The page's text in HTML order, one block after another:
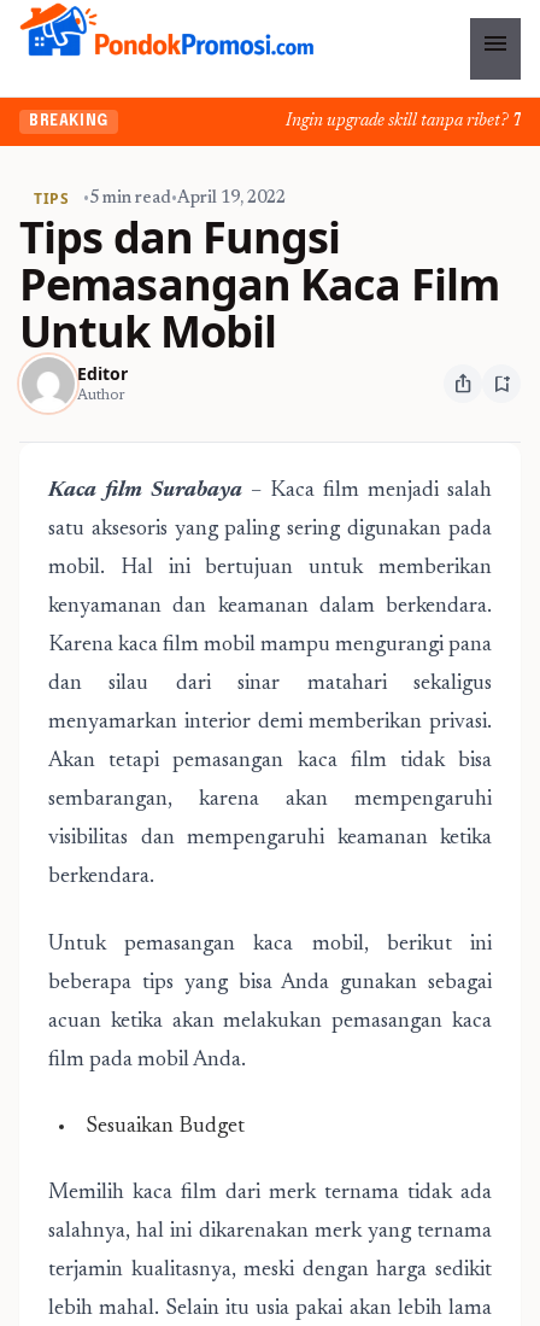
menu
BREAKING Ingin upgrade skill tanpa ribet?
TIPS •5 min read•April 19, 2022
Tips dan Fungsi
Pemasangan Kaca Film
Untuk Mobil
Editor
Author ios_share bookmark_add
Kaca film Surabaya – Kaca film menjadi salah
satu aksesoris yang paling sering digunakan pada
mobil. Hal ini bertujuan untuk memberikan
kenyamanan dan keamanan dalam berkendara.
Karena kaca film mobil mampu mengurangi pana
dan silau dari sinar matahari sekaligus
menyamarkan interior demi memberikan privasi.
Akan tetapi pemasangan kaca film tidak bisa
sembarangan, karena akan mempengaruhi
visibilitas dan mempengaruhi keamanan ketika
berkendara.
Untuk pemasangan kaca mobil, berikut ini
beberapa tips yang bisa Anda gunakan sebagai
acuan ketika akan melakukan pemasangan kaca
film pada mobil Anda.
Sesuaikan Budget
Memilih kaca film dari merk ternama tidak ada
salahnya, hal ini dikarenakan merk yang ternama
terjamin kualitasnya, meski dengan harga sedikit
lebih mahal. Selain itu usia pakai akan lebih lama